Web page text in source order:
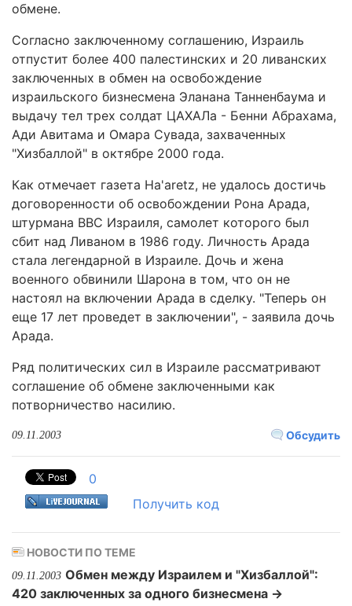
обмене.
Согласно заключенному соглашению, Израиль
отпустит более 400 палестинских и 20 ливанских
заключенных в обмен на освобождение
израильского бизнесмена Эланана Танненбаума и
выдачу тел трех солдат ЦАХАЛа - Бенни Абрахама,
Ади Авитама и Омара Сувада, захваченных
"Хизбаллой" в октябре 2000 года.
Как отмечает газета Ha'aretz, не удалось достичь
договоренности об освобождении Рона Арада,
штурмана ВВС Израиля, самолет которого был
сбит над Ливаном в 1986 году. Личность Арада
стала легендарной в Израиле. Дочь и жена
военного обвинили Шарона в том, что он не
настоял на включении Арада в сделку. "Теперь он
еще 17 лет проведет в заключении", - заявила дочь
Арада.
Ряд политических сил в Израиле рассматривают
соглашение об обмене заключенными как
потворничество насилию.
Обсудить
09.11.2003
0
Получить код
НОВОСТИ ПО ТЕМЕ
09.11.2003 Обмен между Израилем и "Хизбаллой":
420 заключенных за одного бизнесмена →